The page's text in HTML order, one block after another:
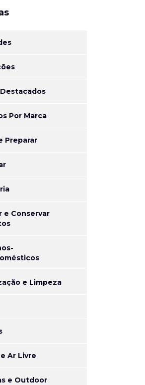
Por Marca
Preparar
e Conservar
e Limpeza
Ar Livre
e Outdoor